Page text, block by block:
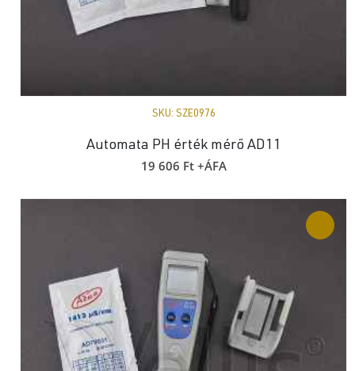
SKU: SZE0976
Automata PH érték mérő AD11
19 606 Ft+ÁFA